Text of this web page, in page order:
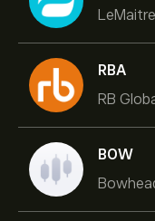
RBA
RB
BOW